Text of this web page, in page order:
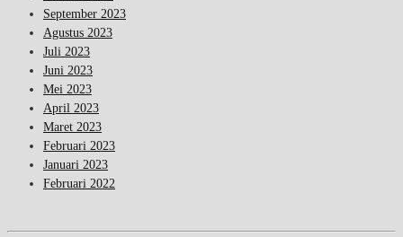
September 2023
Agustus 2023
Juli 2023
Juni 2023
Mei 2023
April 2023
Maret 2023
Februari 2023
Januari 2023
Februari 2022